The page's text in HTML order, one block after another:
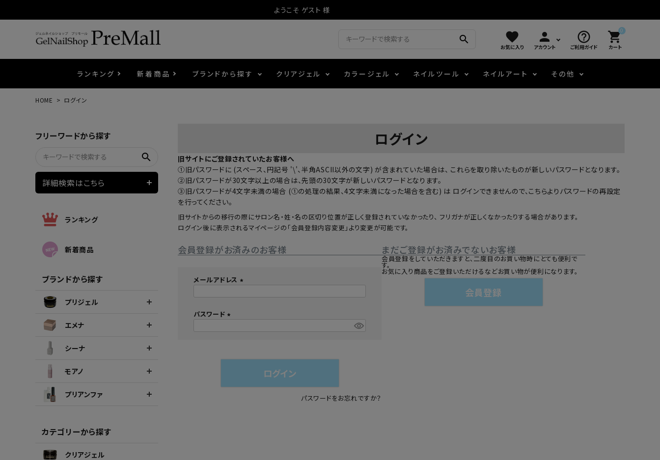
ようこそ ゲスト 様
search favorite
お気に入り
person
アカウント
help_outline
ご利用ガイド
0
shopping_cart
カート
ランキング 新着商品 ブランドから探す クリアジェル カラージェル
マグネティフラッシュジェル
ウェービージェル 3Dクレイジェル テラコッタジェル ニュアンスジェル
ファージェル
ネイルツール
チャート・チップ関連
ネイルマシン LEDライト その他施術アイテム
ネイルアート
レジン・モールド
その他
HOME ログイン
フリーワードから探す
search
詳細検索はこちら
ランキング
新着商品
ブランドから探す
プリジェル
エメナ
シーナ
モアノ
プリアンファ
カテゴリーから探す
クリアジェル
ログイン
旧サイトにご登録されていたお客様へ
①旧パスワードに (スペース、円記号 '\'、半角ASCII以外の文字) が含まれていた場合は、 これらを取り除いたものが新しいパスワードとなります。
②旧パスワードが30文字以上の場合は、先頭の30文字が新しいパスワードとなります。
③旧パスワードが4文字未満の場合 (①の処理の結果、4文字未満になった場合を含む) は ログインできませんので、こちらよりパスワードの再設定
を行ってください。
旧サイトからの移行の際にサロン名・姓・名の区切り位置が正しく登録されていなかったり、 フリガナが正しくなかったりする場合があります。
ログイン後に表示されるマイページの「会員登録内容変更」より変更が可能です。
会員登録がお済みのお客様
メールアドレス
)
パスワード
ログイン
パスワードをお忘れですか？
まだご登録がお済みでないお客様
会員登録をしていただきますと、二度目のお買い物時にとても便利で
す。
お気に入り商品をご登録いただけるなどお買い物が便利になります。
会員登録